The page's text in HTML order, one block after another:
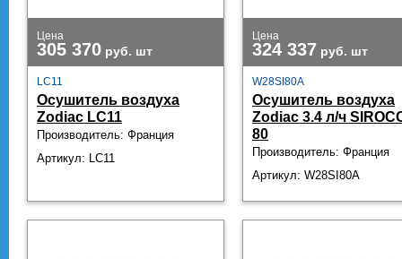
Цена
305 370 руб. шт
LC11
Осушитель воздуха
Zodiac LC11
Производитель: Франция
Артикул: LC11
Цена
324 337 руб. шт
W28SI80A
Осушитель воздуха
Zodiac 3.4 л/ч
80
Производитель: Франция
Артикул: W28SI80A